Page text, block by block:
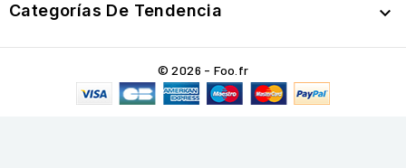
Categorías De Tendencia 
© 2026 - Foo.fr